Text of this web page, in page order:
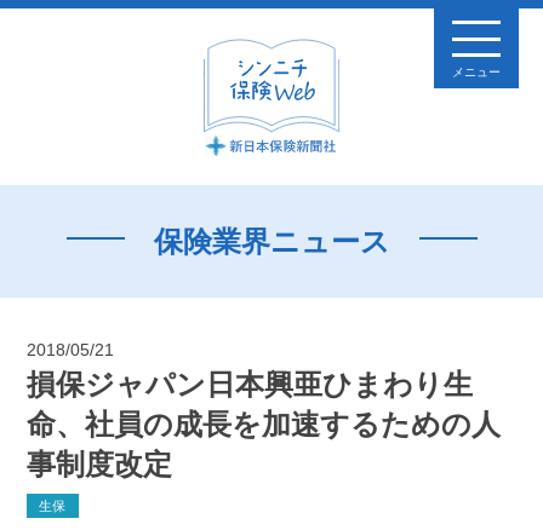
メニュー
保険業界ニュース
2018/05/21
損保ジャパン日本興亜ひまわり生
命、社員の成長を加速するための人
事制度改定
生保